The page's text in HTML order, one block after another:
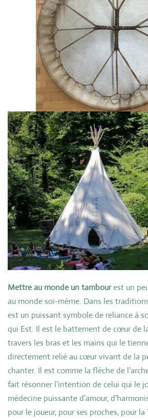
Mettre au monde un tambourest un
au monde soi-même. Dans les
est un puissant symbole de reliance à
qui Est. Il est le battement de cœur de
travers les bras et les mains qui le
directement relié au cœur vivant de la
chanter. Il est comme la flèche de
fait résonner l’intention de celui qui le
médecine puissante d’amour,
pour le joueur, pour ses proches, pour